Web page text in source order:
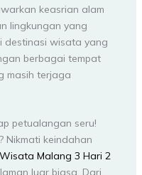
keasrian alam
lingkungan yang
destinasi wisata yang
berbagai tempat
masih terjaga
petualangan seru!
Nikmati keindahan
Malang 3 Hari 2
luar biasa. Dari